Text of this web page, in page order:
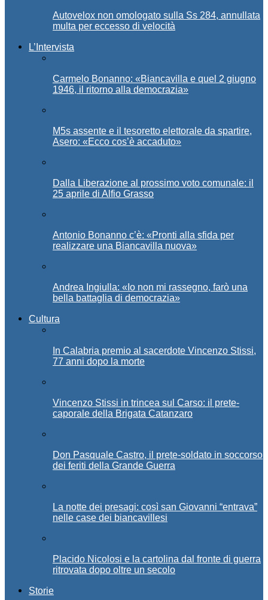
Autovelox non omologato sulla Ss 284, annullata
multa per eccesso di velocità
L’Intervista
Carmelo Bonanno: «Biancavilla e quel 2 giugno
1946, il ritorno alla democrazia»
M5s assente e il tesoretto elettorale da spartire,
Asero: «Ecco cos’è accaduto»
Dalla Liberazione al prossimo voto comunale: il
25 aprile di Alfio Grasso
Antonio Bonanno c’è: «Pronti alla sfida per
realizzare una Biancavilla nuova»
Andrea Ingiulla: «Io non mi rassegno, farò una
bella battaglia di democrazia»
Cultura
In Calabria premio al sacerdote Vincenzo Stissi,
77 anni dopo la morte
Vincenzo Stissi in trincea sul Carso: il prete-
caporale della Brigata Catanzaro
Don Pasquale Castro, il prete-soldato in soccorso
dei feriti della Grande Guerra
La notte dei presagi: così san Giovanni “entrava”
nelle case dei biancavillesi
Placido Nicolosi e la cartolina dal fronte di guerra
ritrovata dopo oltre un secolo
Storie